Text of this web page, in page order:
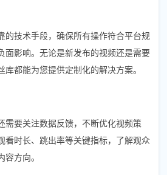
的技术手段，确保所有操作符合平台规
面影响。无论是新发布的视频还是需要
都能为您提供定制化的解决方案。
需要关注数据反馈，不断优化视频策
看时长、跳出率等关键指标，了解观众
方向。